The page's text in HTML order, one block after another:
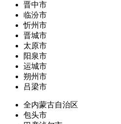
晋中市
临汾市
忻州市
晋城市
太原市
阳泉市
运城市
朔州市
吕梁市
全内蒙古自治区
包头市